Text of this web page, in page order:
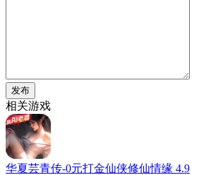
发布
相关游戏
华夏芸青传-0元打金仙侠修仙情缘 4.9